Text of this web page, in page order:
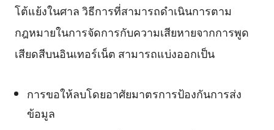
โต้แย้งในศาล วิธีการที่สามารถดำเนินการตาม
กฎหมายในการจัดการกับความเสียหายจากการพูด
เสียดสีบนอินเทอร์เน็ต สามารถแบ่งออกเป็น
การขอให้ลบโดยอาศัยมาตรการป้องกันการส่ง
ข้อมูล